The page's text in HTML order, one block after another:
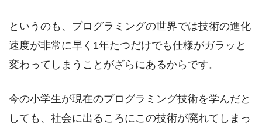
というのも、プログラミングの世界では技術の進化
速度が非常に早く1年たつだけでも仕様がガラッと
変わってしまうことがざらにあるからです。
今の小学生が現在のプログラミング技術を学んだと
しても、社会に出るころにこの技術が廃れてしまっ